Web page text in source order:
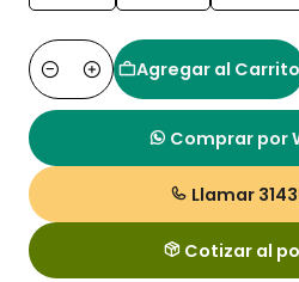
Cantidad
Agregar al Carrito
Comprar por
Llamar
Cotizar al